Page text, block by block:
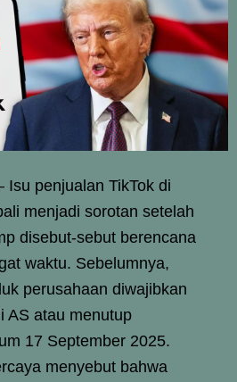
Isu penjualan TikTok di
menjadi sorotan setelah
disebut-sebut berencana
waktu. Sebelumnya,
perusahaan diwajibkan
AS atau menutup
17 September 2025.
menyebut bahwa